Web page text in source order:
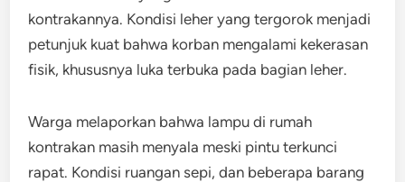
kontrakannya. Kondisi leher yang tergorok menjadi
petunjuk kuat bahwa korban mengalami kekerasan
fisik, khususnya luka terbuka pada bagian leher.
Warga melaporkan bahwa lampu di rumah
kontrakan masih menyala meski pintu terkunci
rapat. Kondisi ruangan sepi, dan beberapa barang